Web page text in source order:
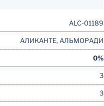
ALC-01189
АЛИКАНТЕ, АЛЬМОРАДИ
0%
3
3